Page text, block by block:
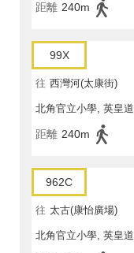
距離 240m
99X
往 西灣河(太康街)
北角官立小學, 英皇道
距離 240m
962C
往 太古(康怡廣場)
北角官立小學, 英皇道